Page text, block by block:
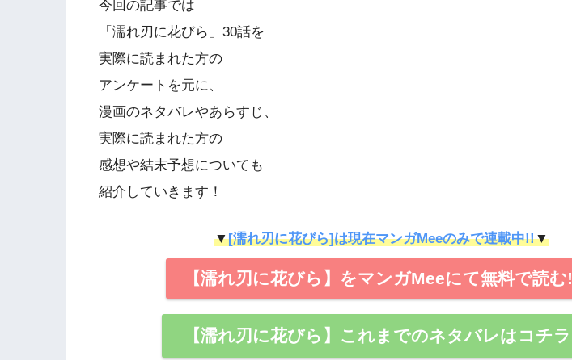
今回の記事では
「濡れ刃に花びら」30話を
実際に読まれた方の
アンケートを元に、
漫画のネタバレやあらすじ、
実際に読まれた方の
感想や結末予想についても
紹介していきます！
▼[濡れ刃に花びら]は現在マンガMeeのみで連載中!!▼
【濡れ刃に花びら】をマンガMeeにて無料で読む!
【濡れ刃に花びら】これまでのネタバレはコチラ